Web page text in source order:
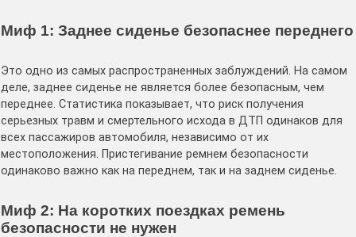
Миф 1: Заднее сиденье безопаснее переднего
Это одно из самых распространенных заблуждений. На самом
деле, заднее сиденье не является более безопасным, чем
переднее. Статистика показывает, что риск получения
серьезных травм и смертельного исхода в ДТП одинаков для
всех пассажиров автомобиля, независимо от их
местоположения. Пристегивание ремнем безопасности
одинаково важно как на переднем, так и на заднем сиденье.
Миф 2: На коротких поездках ремень
безопасности не нужен